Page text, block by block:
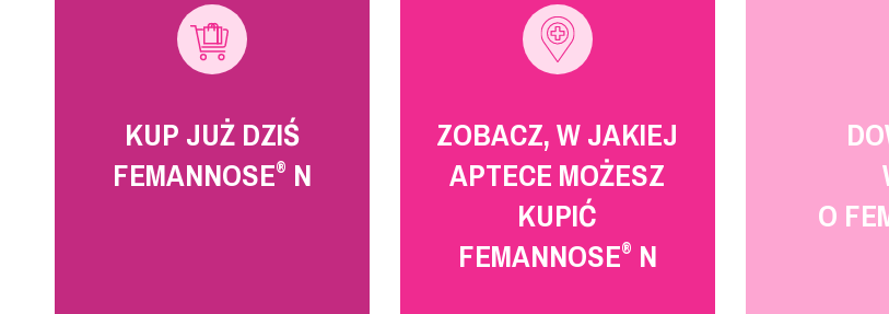
KUP JUŻ DZIŚ
FEMANNOSE® N
ZOBACZ, W JAKIEJ
APTECE MOŻESZ
KUPIĆ
FEMANNOSE® N
O